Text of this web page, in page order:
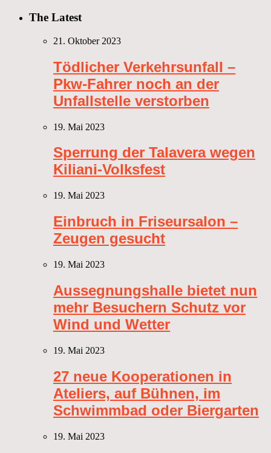
The Latest
21. Oktober 2023
Tödlicher Verkehrsunfall –
Pkw-Fahrer noch an der
Unfallstelle verstorben
19. Mai 2023
Sperrung der Talavera wegen
Kiliani-Volksfest
19. Mai 2023
Einbruch in Friseursalon –
Zeugen gesucht
19. Mai 2023
Aussegnungshalle bietet nun
mehr Besuchern Schutz vor
Wind und Wetter
19. Mai 2023
27 neue Kooperationen in
Ateliers, auf Bühnen, im
Schwimmbad oder Biergarten
19. Mai 2023